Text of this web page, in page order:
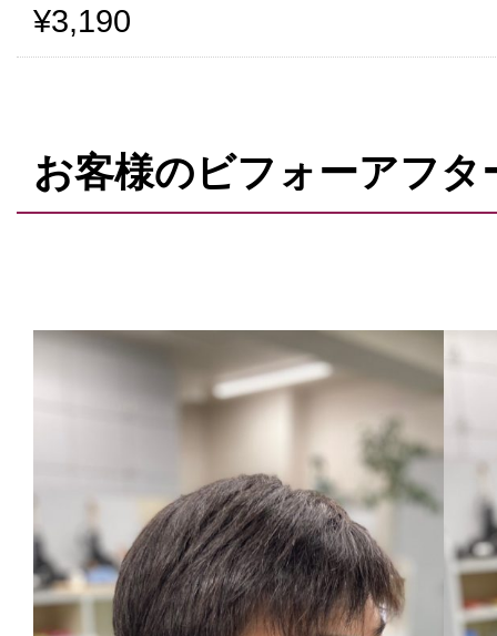
¥3,190
お客様のビフォーアフタ